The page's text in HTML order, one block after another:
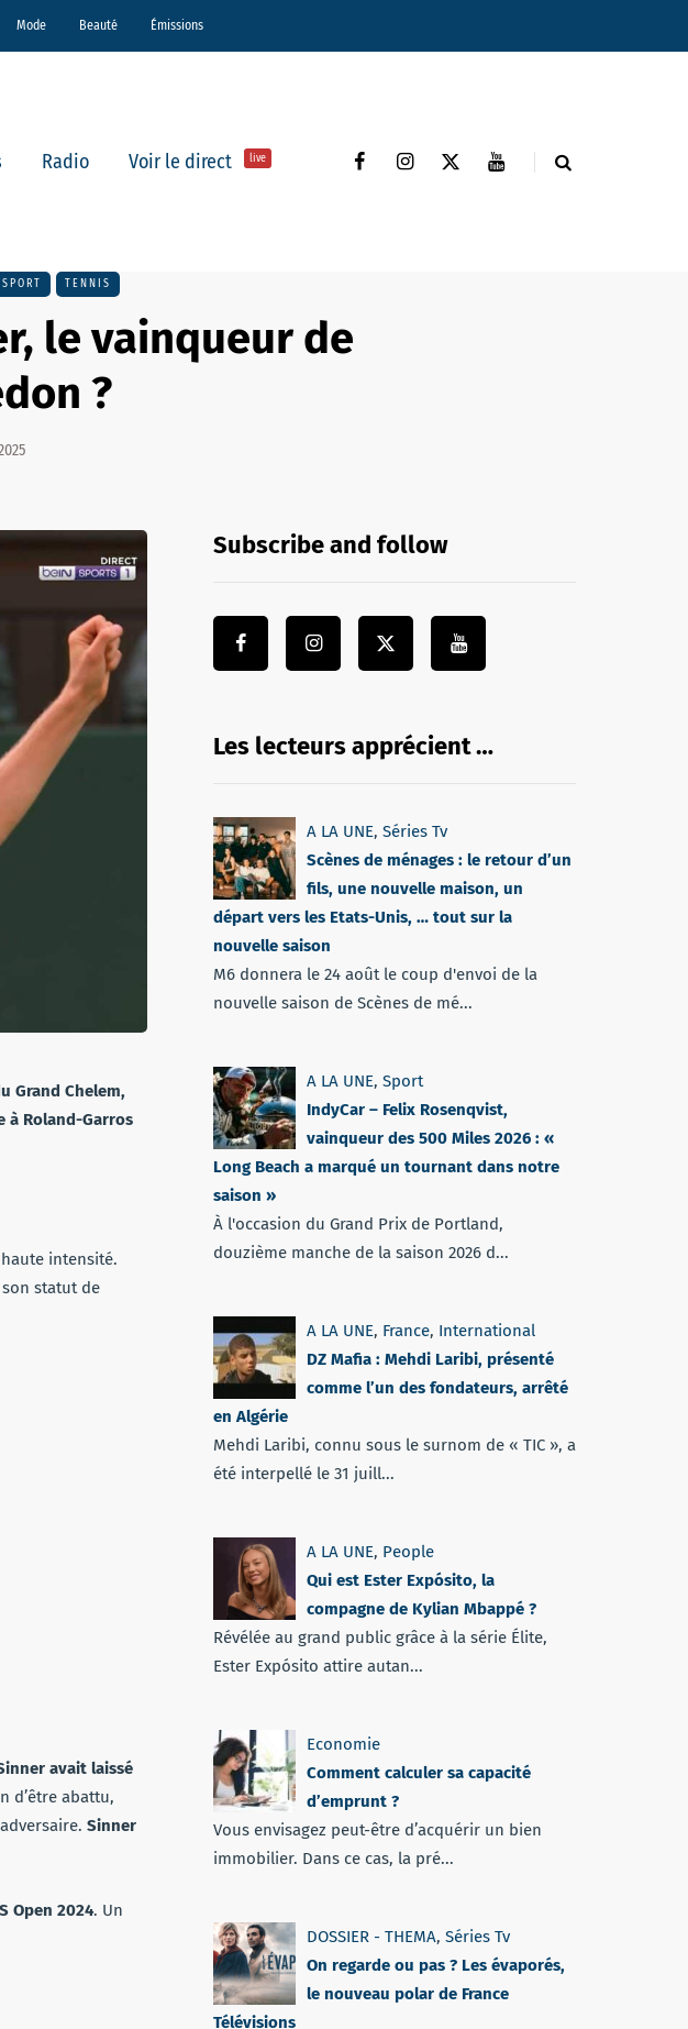
Mode Beauté Émissions
Radio Voir le direct live
SPORT TENNIS
le vainqueur de
?
Grand Chelem,
à Roland-Garros
intensité.
statut de
avait laissé
d’être abattu,
Sinner
Open 2024. Un
Subscribe and follow
Les lecteurs apprécient …
A LA UNE, Séries Tv
Scènes de ménages : le retour d’un
fils, une nouvelle maison, un
départ vers les Etats-Unis, … tout sur la
nouvelle saison
M6 donnera le 24 août le coup d'envoi de la
nouvelle saison de Scènes de mé...
A LA UNE, Sport
IndyCar – Felix Rosenqvist,
vainqueur des 500 Miles 2026 : «
Long Beach a marqué un tournant dans notre
saison »
À l'occasion du Grand Prix de Portland,
douzième manche de la saison 2026 d...
A LA UNE, France, International
DZ Mafia : Mehdi Laribi, présenté
comme l’un des fondateurs, arrêté
en Algérie
Mehdi Laribi, connu sous le surnom de « TIC », a
été interpellé le 31 juill...
A LA UNE, People
Qui est Ester Expósito, la
compagne de Kylian Mbappé ?
Révélée au grand public grâce à la série Élite,
Ester Expósito attire autan...
Economie
Comment calculer sa capacité
d’emprunt ?
Vous envisagez peut-être d’acquérir un bien
immobilier. Dans ce cas, la pré...
DOSSIER - THEMA, Séries Tv
On regarde ou pas ? Les évaporés,
le nouveau polar de France
Télévisions